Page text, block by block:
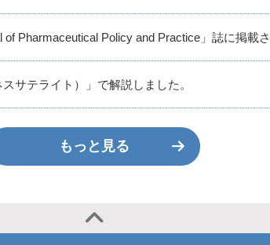
Pharmaceutical Policy and Practice」誌に掲載さ
サテライト）」で解説しました。
もっと見る